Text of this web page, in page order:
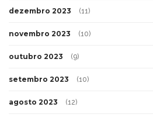
dezembro 2023 (11)
novembro 2023 (10)
outubro 2023 (9)
setembro 2023 (10)
agosto 2023 (12)